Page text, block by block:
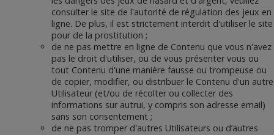
consulter le site de l'autorité de régulation des jeux en
ligne. De plus, il est strictement interdit d'utiliser le site
pour de la prostitution ;
de ne pas mettre en ligne de Contenu que vous n'avez
pas le droit d'utiliser, ou de vous présenter vous ou
tout Contenu d'une manière fausse ou trompeuse ou
de copier, modifier, ou distribuer le Contenu d'un autre
Utilisateur (et/ou de récolter ou collecter des
informations sur autrui, y compris son adresse email)
sans son consentement ;
de ne pas tromper d'autres Utilisateurs ou d’autres